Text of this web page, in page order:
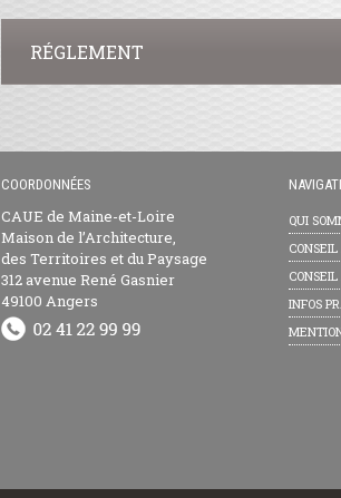
RÉGLEMENT
COORDONNÉES
CAUE de Maine-et-Loire
Maison de l’Architecture,
des Territoires et du Paysage
312 avenue René Gasnier
49100 Angers
QUI
INFOS